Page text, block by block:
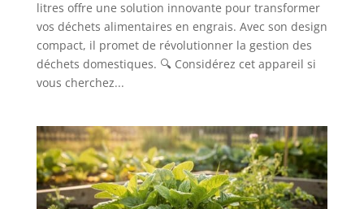
litres offre une solution innovante pour transformer
vos déchets alimentaires en engrais. Avec son design
compact, il promet de révolutionner la gestion des
déchets domestiques. 🔍 Considérez cet appareil si
vous cherchez...